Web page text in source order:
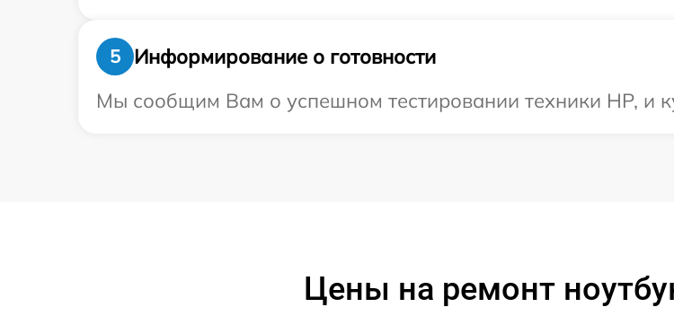
5
Информирование о готовности
Мы сообщим Вам о успешном тестировании техники HP, и
Цены на ремонт